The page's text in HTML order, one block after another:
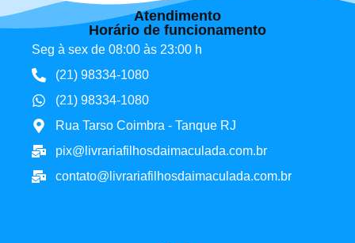
Atendimento
Horário de funcionamento
Seg à sex de 08:00 às 23:00 h
(21) 98334-1080
(21) 98334-1080
Rua Tarso Coimbra - Tanque RJ
pix@livrariafilhosdaimaculada.com.br
contato@livrariafilhosdaimaculada.com.br